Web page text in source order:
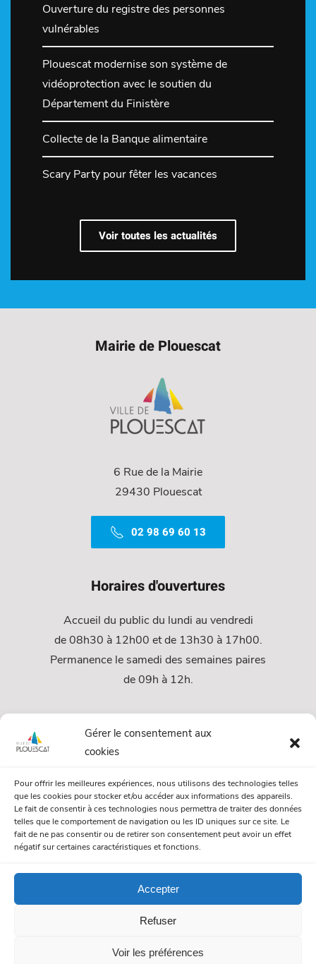
Gérer le consentement aux
cookies
Pour offrir les meilleures expériences, nous utilisons des technologies telles
que les cookies pour stocker et/ou accéder aux informations des appareils.
Le fait de consentir à ces technologies nous permettra de traiter des données
telles que le comportement de navigation ou les ID uniques sur ce site. Le
fait de ne pas consentir ou de retirer son consentement peut avoir un effet
négatif sur certaines caractéristiques et fonctions.
Accepter
Refuser
Voir les préférences
Ouverture du registre des personnes
vulnérables
Plouescat modernise son système de
vidéoprotection avec le soutien du
Département du Finistère
Collecte de la Banque alimentaire
Scary Party pour fêter les vacances
Voir toutes les actualités
Mairie de Plouescat
6 Rue de la Mairie
29430 Plouescat
02 98 69 60 13
Horaires d'ouvertures
Accueil du public du lundi au vendredi
de 08h30 à 12h00 et de 13h30 à 17h00.
Permanence le samedi des semaines paires
de 09h à 12h.
Services
Urbanisme
Papiers et citoyenneté
Numéros Utiles
© Mairie de Plouescat. Tous droits réservés. /Mentions légales
Politique de gestion des cookies/Politique de confidentialité